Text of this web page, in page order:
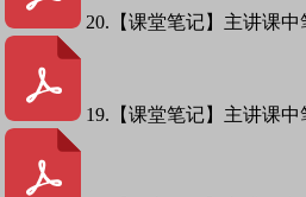
20.【课堂笔记】主讲课中
19.【课堂笔记】主讲课中